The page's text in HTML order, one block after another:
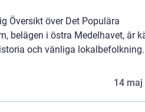
Översikt över Det Populära
belägen i östra Medelhavet, är
och vänliga
14 maj